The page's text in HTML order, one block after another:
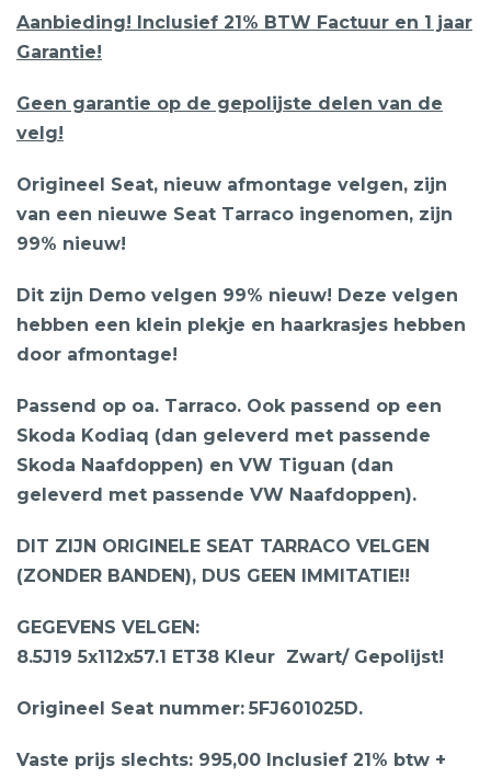
Aanbieding! Inclusief 21% BTW Factuur en 1 jaar
Garantie!
Geen garantie op de gepolijste delen van de
velg!
Origineel Seat, nieuw afmontage velgen, zijn
van een nieuwe Seat Tarraco ingenomen, zijn
99% nieuw!
Dit zijn Demo velgen 99% nieuw! Deze velgen
hebben een klein plekje en haarkrasjes hebben
door afmontage!
Passend op oa. Tarraco. Ook passend op een
Skoda Kodiaq (dan geleverd met passende
Skoda Naafdoppen) en VW Tiguan (dan
geleverd met passende VW Naafdoppen).
DIT ZIJN ORIGINELE SEAT TARRACO VELGEN
(ZONDER BANDEN), DUS GEEN IMMITATIE!!
GEGEVENS VELGEN:
8.5J19 5x112x57.1 ET38 Kleur Zwart/ Gepolijst!
Origineel Seat nummer: 5FJ601025D.
Vaste prijs slechts: 995,00 Inclusief 21% btw +